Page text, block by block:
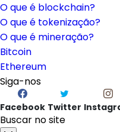
O que é blockchain?
O que é tokenização?
O que é mineração?
Bitcoin
Ethereum
Siga-nos
Facebook Twitter
Buscar no site